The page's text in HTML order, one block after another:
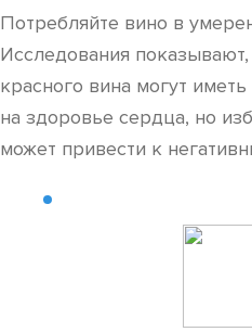
Потребляйте вино в
Исследования
красного вина могут
на здоровье сердца, но
может привести к